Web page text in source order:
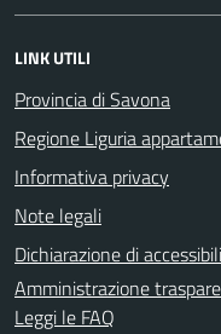
LINK UTILI
Provincia di Savona
Regione Liguria
Informativa privacy
Note legali
Dichiarazione di
Amministrazione
Leggi le FAQ